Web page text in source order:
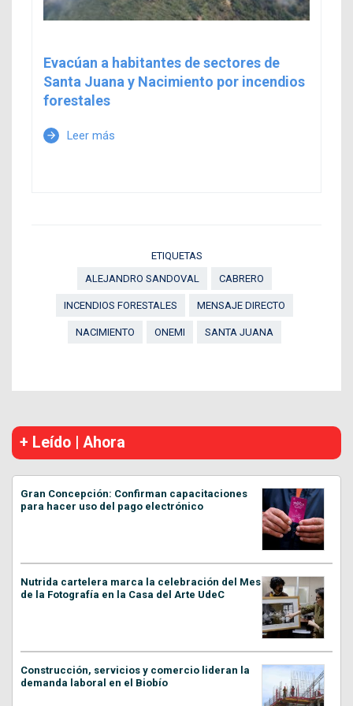
Evacúan a habitantes de sectores de
Santa Juana y Nacimiento por incendios
forestales
arrow_forward Leer más
ETIQUETAS
ALEJANDRO SANDOVAL
CABRERO
INCENDIOS FORESTALES MENSAJE DIRECTO
NACIMIENTO ONEMI SANTA JUANA
+ Leído | Ahora
Gran Concepción: Confirman capacitaciones
para hacer uso del pago electrónico
Nutrida cartelera marca la celebración del Mes
de la Fotografía en la Casa del Arte UdeC
Construcción, servicios y comercio lideran la
demanda laboral en el Biobío